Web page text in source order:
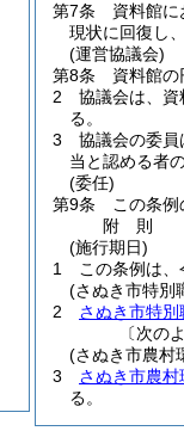
第7条
資料館
現状に回復し
(運営協議会)
第8条
資料館
2
協議会は、
る。
3
協議会の委
当と認める者
(委任)
第9条
この条
附 則
(施行期日)
1
この条例は、
(さぬき市特別
2
さぬき市特
〔次の
(さぬき市農村
3
さぬき市農
る。